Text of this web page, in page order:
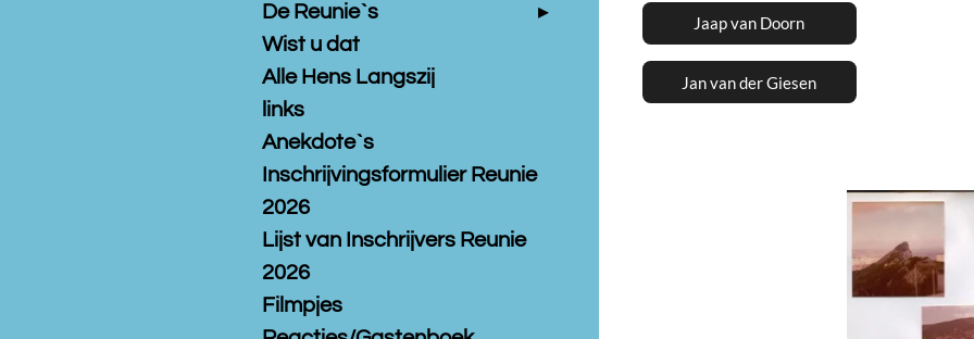
Jaap van Doorn
Jan van der Giesen
De Reunie`s
Wist u dat
Alle Hens Langszij
links
Anekdote`s
Inschrijvingsformulier Reunie
2026
Lijst van Inschrijvers Reunie
2026
Filmpjes